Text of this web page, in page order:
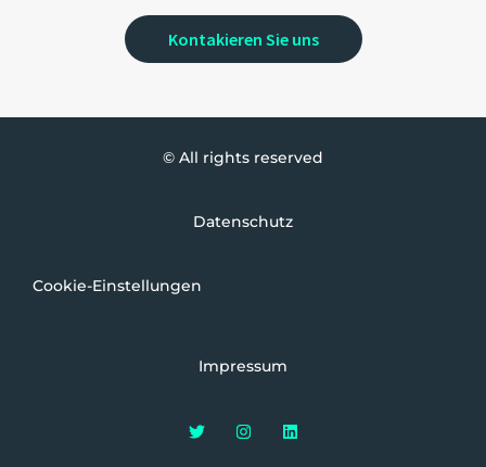
Kontakieren Sie uns
© All rights reserved
Datenschutz
Cookie-Einstellungen
Impressum